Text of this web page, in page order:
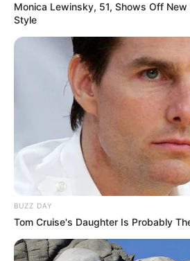
Monica Lewinsky, 51, Shows Off New
Style
BUZZ DAY
Tom Cruise's Daughter Is Probably